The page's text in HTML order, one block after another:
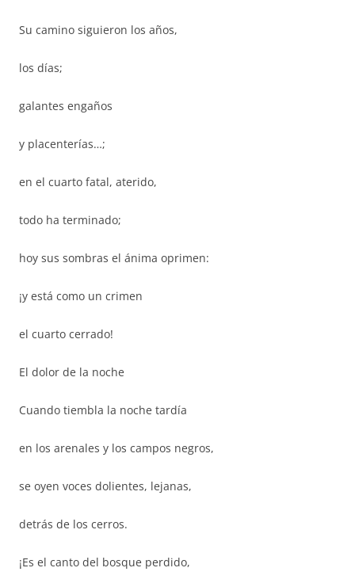
Su camino siguieron los años,
los días;
galantes engaños
y placenterías…;
en el cuarto fatal, aterido,
todo ha terminado;
hoy sus sombras el ánima oprimen:
¡y está como un crimen
el cuarto cerrado!
El dolor de la noche
Cuando tiembla la noche tardía
en los arenales y los campos negros,
se oyen voces dolientes, lejanas,
detrás de los cerros.
¡Es el canto del bosque perdido,